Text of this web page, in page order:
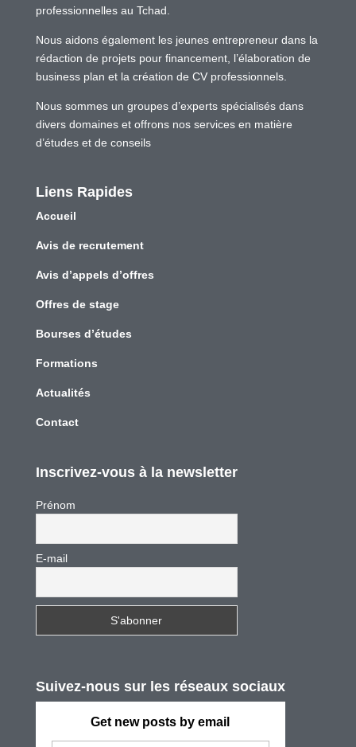
professionnelles au Tchad.
Nous aidons également les jeunes entrepreneur dans la
rédaction de projets pour financement, l’élaboration de
business plan et la création de CV professionnels.
Nous sommes un groupes d’experts spécialisés dans
divers domaines et offrons nos services en matière
d’études et de conseils
Liens Rapides
Accueil
Avis de recrutement
Avis d’appels d’offres
Offres de stage
Bourses d’études
Formations
Actualités
Contact
Inscrivez-vous à la newsletter
Prénom
E-mail
Suivez-nous sur les réseaux sociaux
Get new posts by email